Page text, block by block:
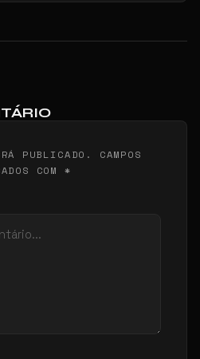
PUBLICADO. CAMPOS
COM *